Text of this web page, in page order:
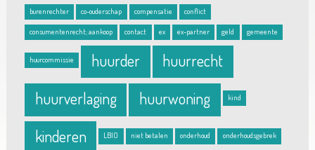
burenrechter co-ouderschap compensatie conflict
consumentenrecht; aankoop contact ex ex-partner geld gemeente
huurcommissie huurder huurrecht
huurverlaging huurwoning kind
kinderen LBIO niet betalen onderhoud onderhoudsgebrek